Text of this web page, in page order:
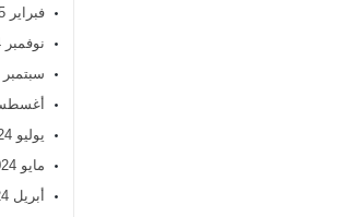
فبراير 2025
نوفمبر 2024
سبتمبر 2024
أغسطس
يوليو 2024
مايو 2024
أبريل 2024